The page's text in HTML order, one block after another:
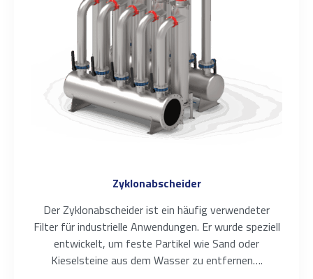
Zyklonabscheider
Der Zyklonabscheider ist ein häufig verwendeter
Filter für industrielle Anwendungen. Er wurde speziell
entwickelt, um feste Partikel wie Sand oder
Kieselsteine aus dem Wasser zu entfernen….